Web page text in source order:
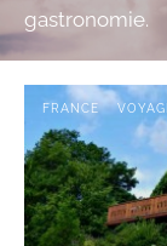
gastronomie.
FRANCE